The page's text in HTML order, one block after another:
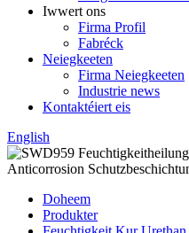
Iwwert ons
Firma Profil
Fabréck
Neiegkeeten
Firma Neiegkeeten
Industrie news
Kontaktéiert eis
English
Doheem
Produkter